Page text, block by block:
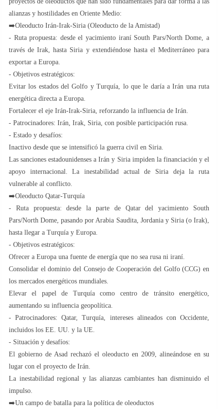
alianzas y hostilidades en Oriente Medio:
➡️Oleoducto Irán-Irak-Siria (Oleoducto de la Amistad)
- Ruta propuesta: desde el yacimiento iraní South Pars/North Dome, a
través de Irak, hasta Siria y extendiéndose hasta el Mediterráneo para
exportar a Europa.
- Objetivos estratégicos:
Evitar los estados del Golfo y Turquía, lo que le daría a Irán una ruta
energética directa a Europa.
Fortalecer el eje Irán-Irak-Siria, reforzando la influencia de Irán.
- Patrocinadores: Irán, Irak, Siria, con posible participación rusa.
- Estado y desafíos:
Inactivo desde que se intensificó la guerra civil en Siria.
Las sanciones estadounidenses a Irán y Siria impiden la financiación y el
apoyo internacional. La inestabilidad actual de Siria deja la ruta
vulnerable al conflicto.
➡️Oleoducto Qatar-Turquía
- Ruta propuesta: desde la parte de Qatar del yacimiento South
Pars/North Dome, pasando por Arabia Saudita, Jordania y Siria (o Irak),
hasta llegar a Turquía y Europa.
- Objetivos estratégicos:
Ofrecer a Europa una fuente de energía que no sea rusa ni iraní.
Consolidar el dominio del Consejo de Cooperación del Golfo (CCG) en
los mercados energéticos mundiales.
Elevar el papel de Turquía como centro de tránsito energético,
aumentando su influencia geopolítica.
- Patrocinadores: Qatar, Turquía, intereses alineados con Occidente,
incluidos los EE. UU. y la UE.
- Situación y desafíos:
El gobierno de Asad rechazó el oleoducto en 2009, alineándose en su
lugar con el proyecto de Irán.
La inestabilidad regional y las alianzas cambiantes han disminuido el
impulso.
➡️Un campo de batalla para la política de oleoductos